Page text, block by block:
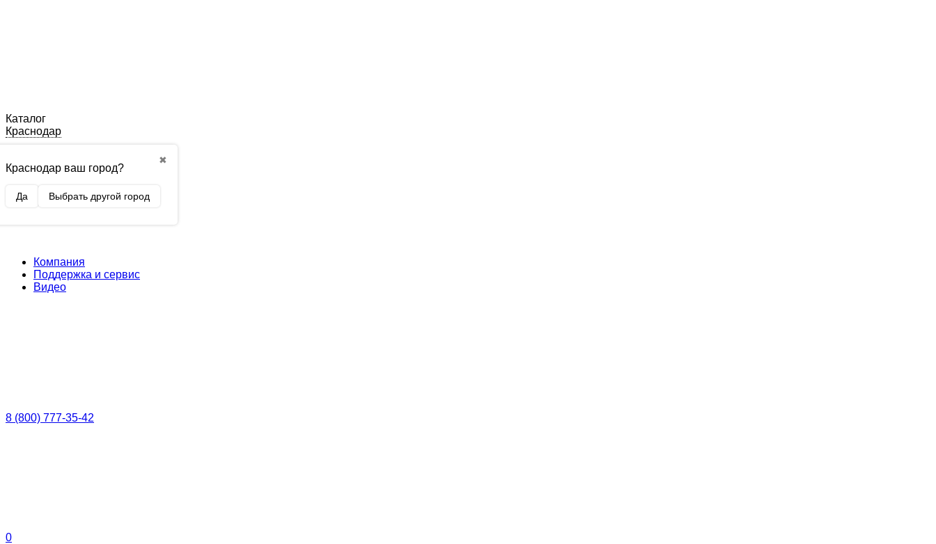
Каталог
Краснодар
✖
Краснодар ваш город?
Да Выбрать другой город
Компания
Поддержка и сервис
Видео
8 (800) 777-35-42
0